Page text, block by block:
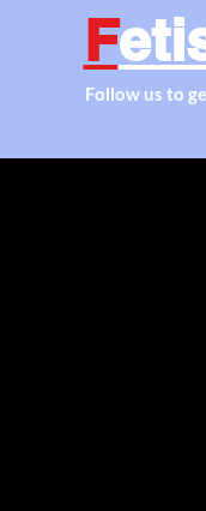
F
Follow us to